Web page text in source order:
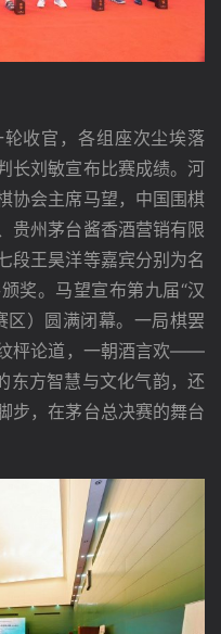
收官，各组座次尘埃落
长刘敏宣布比赛成绩。河
协会主席马望，中国围棋
贵州茅台酱香酒营销有限
段王昊洋等嘉宾分别为名
奖。马望宣布第九届“汉
区）圆满闭幕。一局棋罢
枰论道，一朝酒言欢——
东方智慧与文化气韵，还
步，在茅台总决赛的舞台